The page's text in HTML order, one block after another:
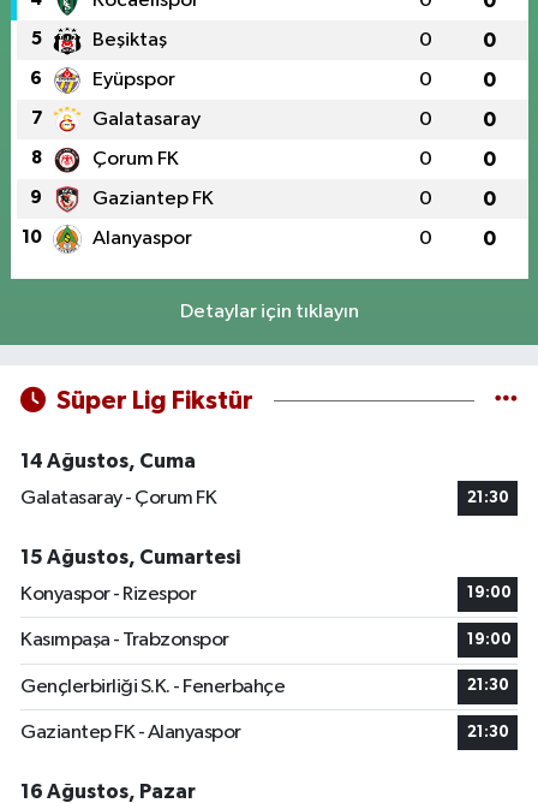
5 Beşiktaş 0 0
6 Eyüpspor 0 0
7 Galatasaray 0 0
8 Çorum FK 0 0
9 Gaziantep FK 0 0
10 Alanyaspor 0 0
Detaylar için tıklayın
Süper Lig Fikstür
14 Ağustos, Cuma
Galatasaray - Çorum FK
21:30
15 Ağustos, Cumartesi
Konyaspor - Rizespor
19:00
Kasımpaşa - Trabzonspor 19:00
Gençlerbirliği S.K. - Fenerbahçe 21:30
Gaziantep FK - Alanyaspor 21:30
16 Ağustos, Pazar